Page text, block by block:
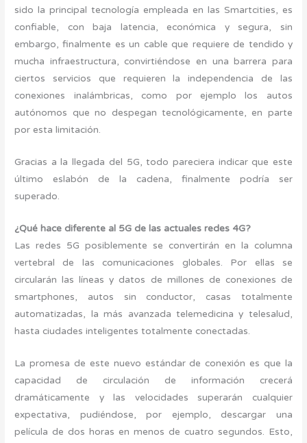
sido la principal tecnología empleada en las Smartcities, es
confiable, con baja latencia, económica y segura, sin
embargo, finalmente es un cable que requiere de tendido y
mucha infraestructura, convirtiéndose en una barrera para
ciertos servicios que requieren la independencia de las
conexiones inalámbricas, como por ejemplo los autos
autónomos que no despegan tecnológicamente, en parte
por esta limitación.
Gracias a la llegada del 5G, todo pareciera indicar que este
último eslabón de la cadena, finalmente podría ser
superado.
¿Qué hace diferente al 5G de las actuales redes 4G?
Las redes 5G posiblemente se convertirán en la columna
vertebral de las comunicaciones globales. Por ellas se
circularán las líneas y datos de millones de conexiones de
smartphones, autos sin conductor, casas totalmente
automatizadas, la más avanzada telemedicina y telesalud,
hasta ciudades inteligentes totalmente conectadas.
La promesa de este nuevo estándar de conexión es que la
capacidad de circulación de información crecerá
dramáticamente y las velocidades superarán cualquier
expectativa, pudiéndose, por ejemplo, descargar una
película de dos horas en menos de cuatro segundos. Esto,